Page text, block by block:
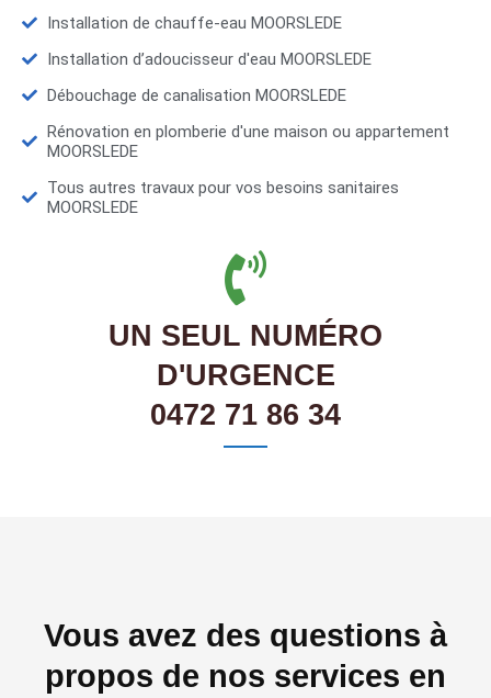
Installation de chauffe-eau MOORSLEDE
Installation d’adoucisseur d'eau MOORSLEDE
Débouchage de canalisation MOORSLEDE
Rénovation en plomberie d'une maison ou appartement
MOORSLEDE
Tous autres travaux pour vos besoins sanitaires
MOORSLEDE
UN SEUL NUMÉRO
D'URGENCE
0472 71 86 34
Vous avez des questions à
propos de nos services en